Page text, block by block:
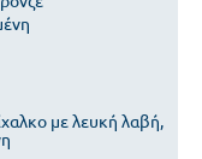
με λευκή λαβή,